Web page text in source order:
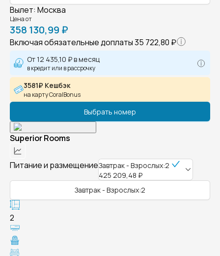
Вылет: Москва
Цена от
358 130,99 ₽
Включая обязательные доплаты35 722,80 ₽
От12 435,10 ₽в месяц
в кредит или в рассрочку
3581₽ Кешбэк
на карту CoralBonus
Выбрать номер
Superior Rooms
Питание и размещениеЗавтрак - Взрослых:2
425 209,48 ₽
Завтрак - Взрослых:2
2